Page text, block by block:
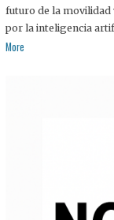
futuro de la movilidad
por la inteligencia
More